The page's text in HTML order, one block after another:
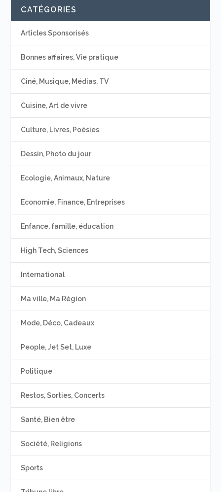
CATÉGORIES
Articles Sponsorisés
Bonnes affaires, Vie pratique
Ciné, Musique, Médias, TV
Cuisine, Art de vivre
Culture, Livres, Poésies
Dessin, Photo du jour
Ecologie, Animaux, Nature
Economie, Finance, Entreprises
Enfance, famille, éducation
High Tech, Sciences
International
Ma ville, Ma Région
Mode, Déco, Cadeaux
People, Jet Set, Luxe
Politique
Restos, Sorties, Concerts
Santé, Bien être
Société, Religions
Sports